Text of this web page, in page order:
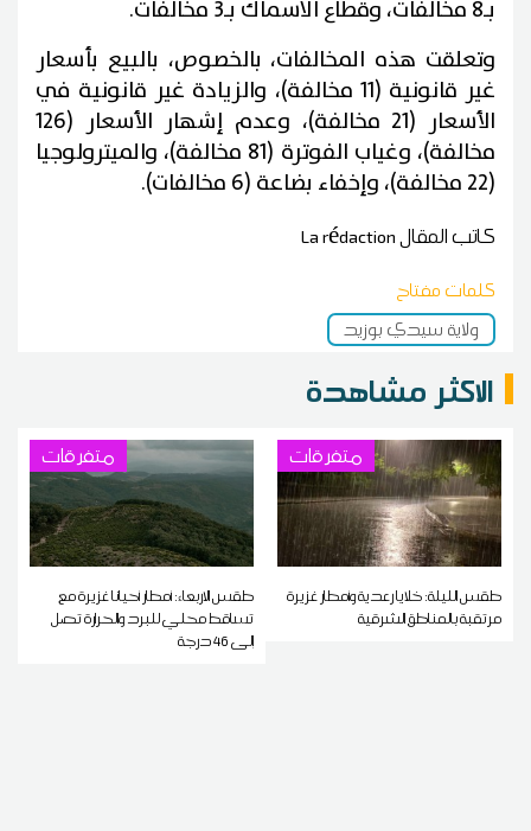
بـ8 مخالفات، وقطاع الاسماك بـ3 مخالفات.
وتعلقت هذه المخالفات، بالخصوص، بالبيع بأسعار
غير قانونية (11 مخالفة)، والزيادة غير قانونية في
الأسعار (21 مخالفة)، وعدم إشهار الأسعار (126
مخالفة)، وغياب الفوترة (81 مخالفة)، والميترولوجيا
(22 مخالفة)، وإخفاء بضاعة (6 مخالفات).
كاتب المقالLa rédaction
كلمات مفتاح
ولاية سيدي بوزيد
الاكثر مشاهدة
متفرقات
طقس الليلة: خلايا رعدية وأمطار غزيرة
مرتقبة بالمناطق الشرقية
متفرقات
طقس الاربعاء: أمطار أحيانا غزيرة مع
تساقط محلي للبرد والحرارة تصل
إلى 46 درجة